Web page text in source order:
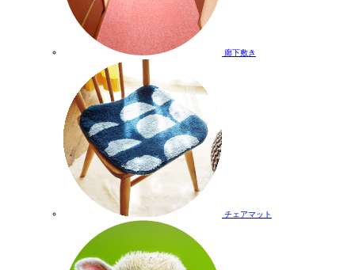
廊下敷き
チェアマット